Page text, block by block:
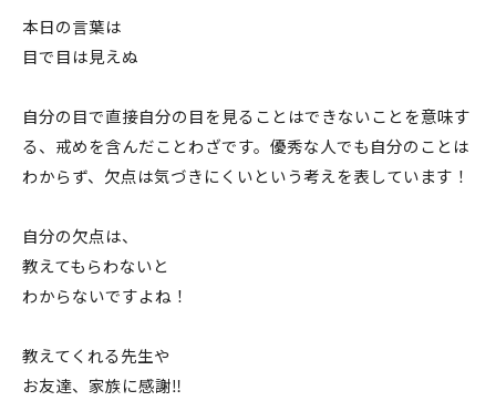
本日の言葉は
目で目は見えぬ
自分の目で直接自分の目を見ることはできないことを意味す
る、戒めを含んだことわざです。優秀な人でも自分のことは
わからず、欠点は気づきにくいという考えを表しています！
自分の欠点は、
教えてもらわないと
わからないですよね！
教えてくれる先生や
お友達、家族に感謝‼️